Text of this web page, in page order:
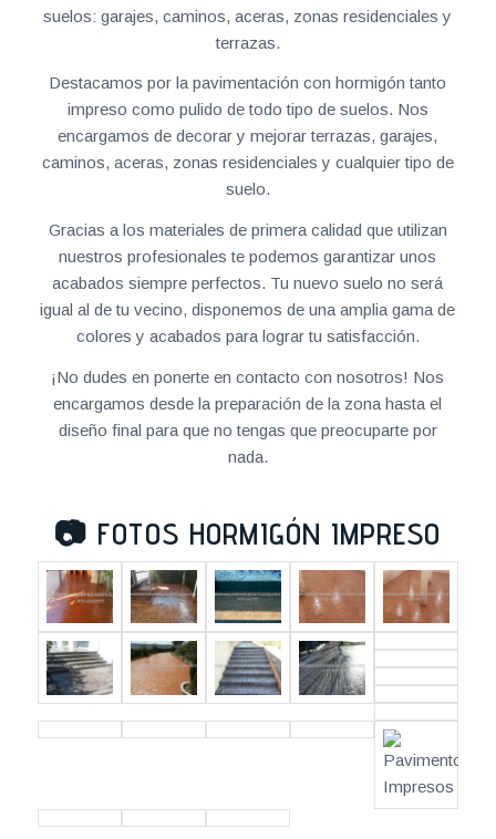
suelos: garajes, caminos, aceras, zonas residenciales y
terrazas.
Destacamos por la pavimentación con hormigón tanto
impreso como pulido de todo tipo de suelos. Nos
encargamos de decorar y mejorar terrazas, garajes,
caminos, aceras, zonas residenciales y cualquier tipo de
suelo.
Gracias a los materiales de primera calidad que utilizan
nuestros profesionales te podemos garantizar unos
acabados siempre perfectos. Tu nuevo suelo no será
igual al de tu vecino, disponemos de una amplia gama de
colores y acabados para lograr tu satisfacción.
¡No dudes en ponerte en contacto con nosotros! Nos
encargamos desde la preparación de la zona hasta el
diseño final para que no tengas que preocuparte por
nada.
📷 FOTOS HORMIGÓN IMPRESO